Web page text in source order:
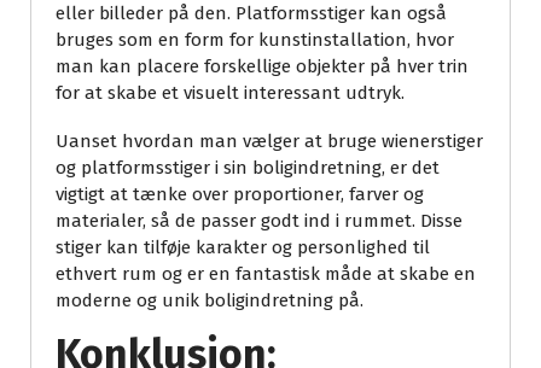
eller billeder på den. Platformsstiger kan også
bruges som en form for kunstinstallation, hvor
man kan placere forskellige objekter på hver trin
for at skabe et visuelt interessant udtryk.
Uanset hvordan man vælger at bruge wienerstiger
og platformsstiger i sin boligindretning, er det
vigtigt at tænke over proportioner, farver og
materialer, så de passer godt ind i rummet. Disse
stiger kan tilføje karakter og personlighed til
ethvert rum og er en fantastisk måde at skabe en
moderne og unik boligindretning på.
Konklusion: